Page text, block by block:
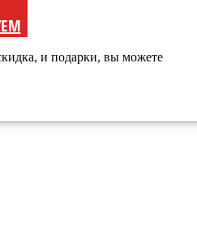
и подарки, вы можете